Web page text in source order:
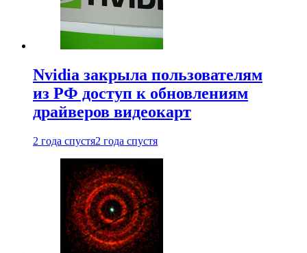
Nvidia закрыла пользователям
из РФ доступ к обновлениям
драйверов видеокарт
2 года спустя2 года спустя